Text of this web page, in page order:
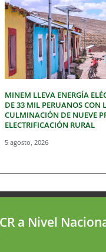
MINEM LLEVA ENERGÍA
DE 33 MIL PERUANOS CON
CULMINACIÓN DE NUEVE
ELECTRIFICACIÓN RURAL
5 agosto, 2026
a Nivel